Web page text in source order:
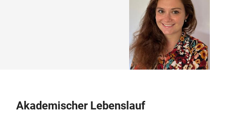
Akademischer Lebenslauf